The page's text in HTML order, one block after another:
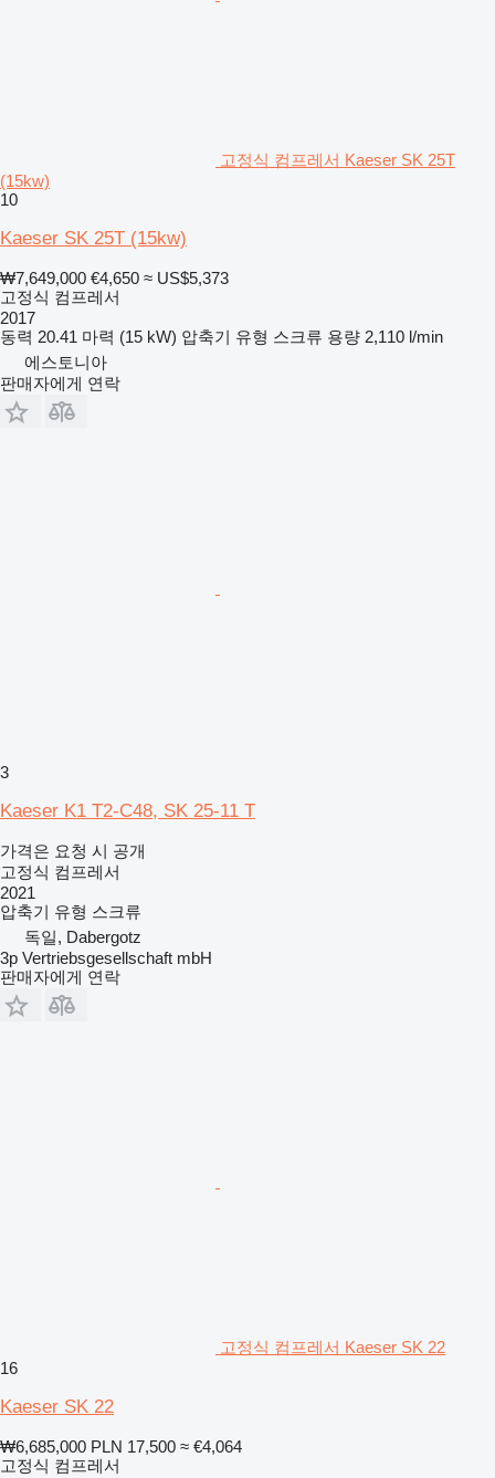
고정식 컴프레서 Kaeser SK 25T
(15kw)
10
Kaeser SK 25T (15kw)
₩7,649,000 €4,650 ≈ US$5,373
고정식 컴프레서
2017
동력 20.41 마력 (15 kW) 압축기 유형 스크류 용량 2,110 l/min
에스토니아
판매자에게 연락
3
Kaeser K1 T2-C48, SK 25-11 T
가격은 요청 시 공개
고정식 컴프레서
2021
압축기 유형 스크류
독일, Dabergotz
3p Vertriebsgesellschaft mbH
판매자에게 연락
고정식 컴프레서 Kaeser SK 22
16
Kaeser SK 22
₩6,685,000 PLN 17,500 ≈ €4,064
고정식 컴프레서